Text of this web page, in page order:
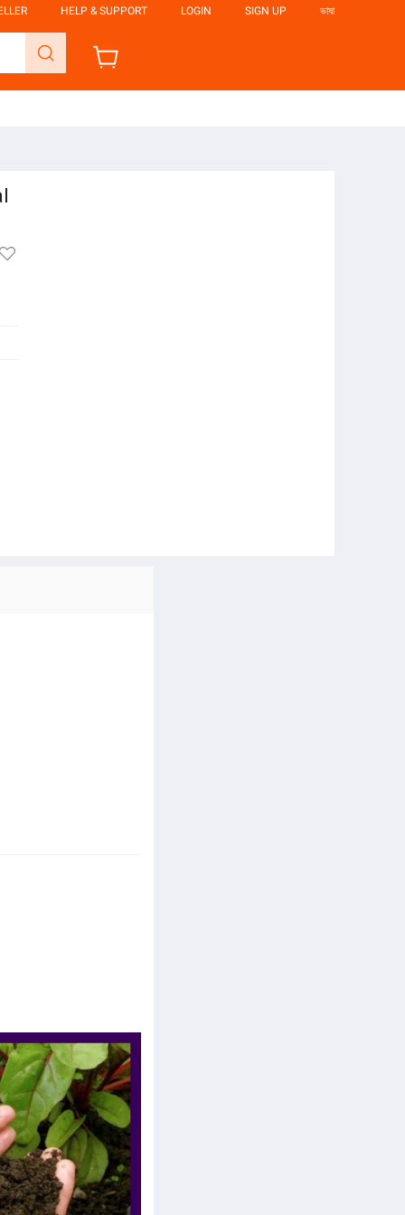
HELP & SUPPORT LOGIN SIGN UP ভাষা